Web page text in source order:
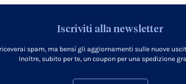
Iscriviti alla newsletter
spam, ma bensì gli aggiornamenti sulle nuove
Inoltre, subito per te, un coupon per una spedizione